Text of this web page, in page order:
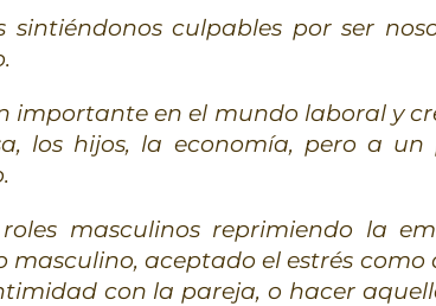
sintiéndonos culpables por ser
importante en el mundo laboral y
los hijos, la economía, pero a
masculinos reprimiendo la
aceptado el estrés
con la pareja, o hacer